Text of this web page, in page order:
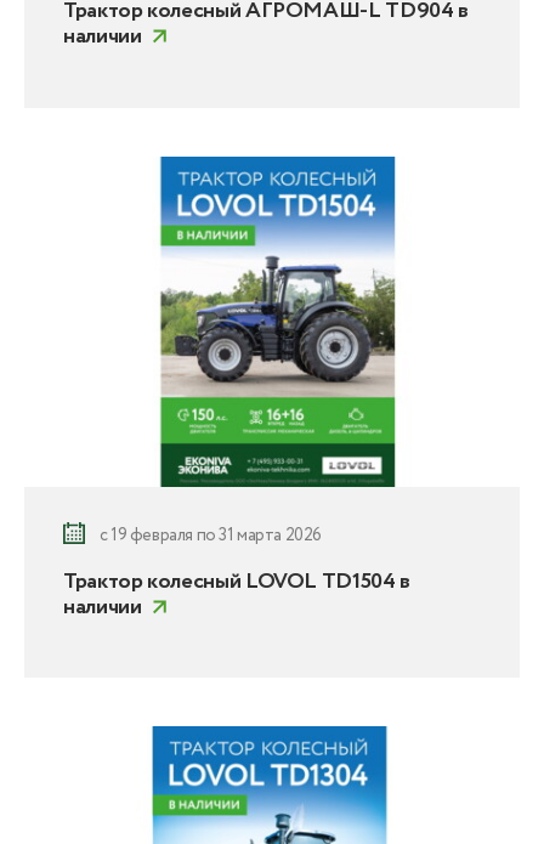
Трактор колесный АГРОМАШ-L TD904 в
наличии
с 19 февраля по 31 марта 2026
Трактор колесный LOVOL TD1504 в
наличии